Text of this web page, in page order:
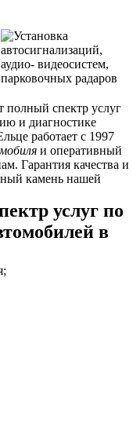
полный спектр услуг
и диагностике
работает с 1997
и оперативный
Гарантия качества и
камень нашей
услуг по
в